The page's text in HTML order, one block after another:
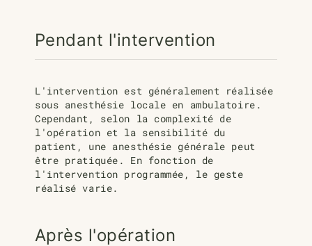
Pendant l'intervention
L'intervention est généralement réalisée
sous anesthésie locale en ambulatoire.
Cependant, selon la complexité de
l'opération et la sensibilité du
patient, une anesthésie générale peut
être pratiquée. En fonction de
l'intervention programmée, le geste
réalisé varie.
Après l'opération